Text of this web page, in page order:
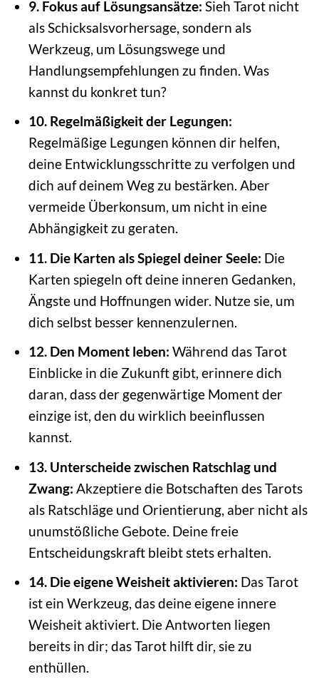
9. Fokus auf Lösungsansätze: Sieh Tarot nicht
als Schicksalsvorhersage, sondern als
Werkzeug, um Lösungswege und
Handlungsempfehlungen zu finden. Was
kannst du konkret tun?
10. Regelmäßigkeit der Legungen:
Regelmäßige Legungen können dir helfen,
deine Entwicklungsschritte zu verfolgen und
dich auf deinem Weg zu bestärken. Aber
vermeide Überkonsum, um nicht in eine
Abhängigkeit zu geraten.
11. Die Karten als Spiegel deiner Seele: Die
Karten spiegeln oft deine inneren Gedanken,
Ängste und Hoffnungen wider. Nutze sie, um
dich selbst besser kennenzulernen.
12. Den Moment leben: Während das Tarot
Einblicke in die Zukunft gibt, erinnere dich
daran, dass der gegenwärtige Moment der
einzige ist, den du wirklich beeinflussen
kannst.
13. Unterscheide zwischen Ratschlag und
Zwang: Akzeptiere die Botschaften des Tarots
als Ratschläge und Orientierung, aber nicht als
unumstößliche Gebote. Deine freie
Entscheidungskraft bleibt stets erhalten.
14. Die eigene Weisheit aktivieren: Das Tarot
ist ein Werkzeug, das deine eigene innere
Weisheit aktiviert. Die Antworten liegen
bereits in dir; das Tarot hilft dir, sie zu
enthüllen.